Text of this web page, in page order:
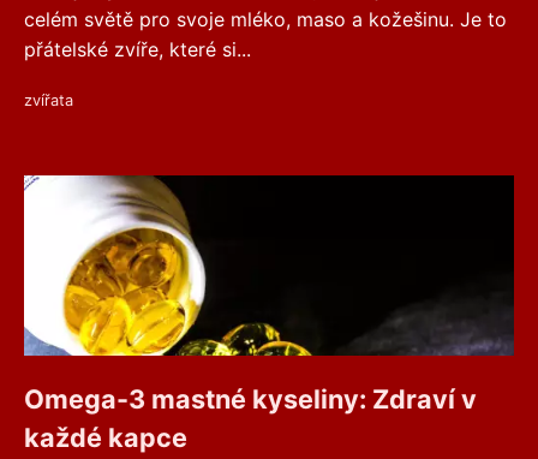
celém světě pro svoje mléko, maso a kožešinu. Je to
přátelské zvíře, které si...
zvířata
Omega-3 mastné kyseliny: Zdraví v
každé kapce